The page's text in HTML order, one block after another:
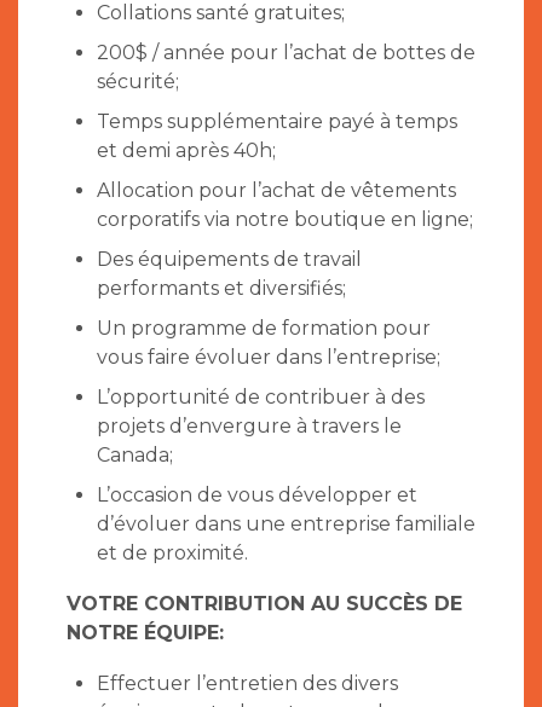
Collations santé gratuites;
200$ / année pour l’achat de bottes de
sécurité;
Temps supplémentaire payé à temps
et demi après 40h;
Allocation pour l’achat de vêtements
corporatifs via notre boutique en ligne;
Des équipements de travail
performants et diversifiés;
Un programme de formation pour
vous faire évoluer dans l’entreprise;
L’opportunité de contribuer à des
projets d’envergure à travers le
Canada;
L’occasion de vous développer et
d’évoluer dans une entreprise familiale
et de proximité.
VOTRE CONTRIBUTION AU SUCCÈS DE
NOTRE ÉQUIPE:
Effectuer l’entretien des divers